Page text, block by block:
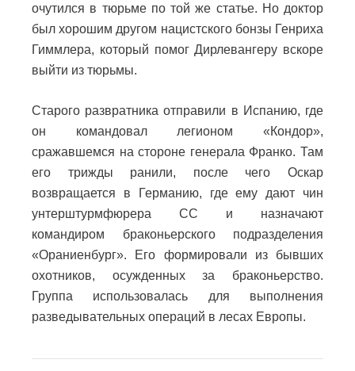
очутился в тюрьме по той же статье. Но доктор
был хорошим другом нацистского бонзы Генриха
Гиммлера, который помог Дирлевангеру вскоре
выйти из тюрьмы.
Старого развратника отправили в Испанию, где
он командовал легионом «Кондор»,
сражавшемся на стороне генерала Франко. Там
его трижды ранили, после чего Оскар
возвращается в Германию, где ему дают чин
унтерштурмфюрера СС и назначают
командиром браконьерского подразделения
«Ораниенбург». Его формировали из бывших
охотников, осужденных за браконьерство.
Группа использовалась для выполнения
разведывательных операций в лесах Европы.